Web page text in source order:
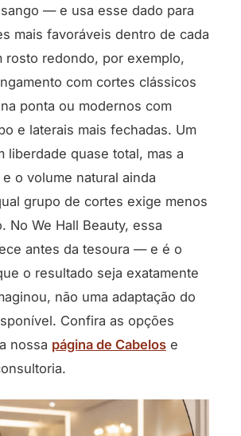
— e usa esse dado para
mais favoráveis dentro de cada
rosto redondo, por exemplo,
com cortes clássicos
ponta ou modernos com
e laterais mais fechadas. Um
liberdade quase total, mas a
o volume natural ainda
grupo de cortes exige menos
No We Hall Beauty, essa
antes da tesoura — e é o
o resultado seja exatamente
não uma adaptação do
Confira as opções
nossa página de Cabelos e